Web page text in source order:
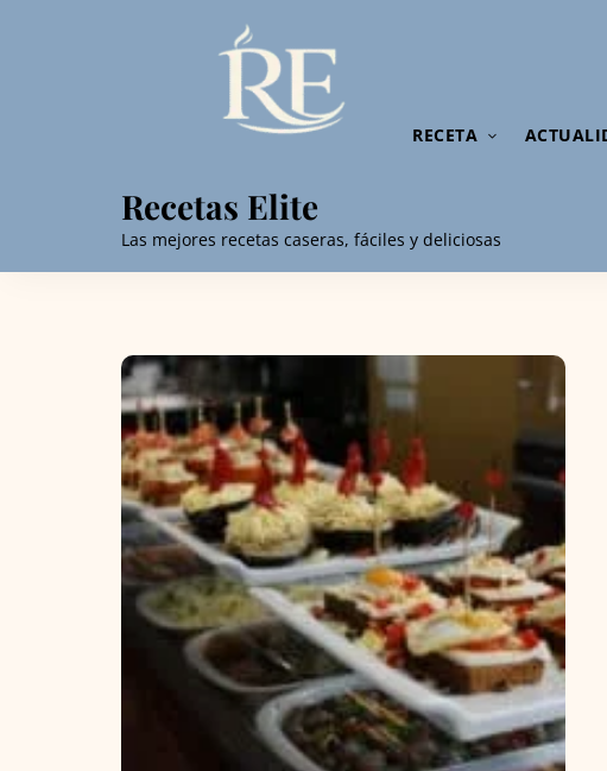
Recetas Elite
Las mejores recetas caseras, fáciles y deliciosas
RECETA